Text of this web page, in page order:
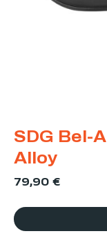
SDG Bel-
Alloy
79,90€